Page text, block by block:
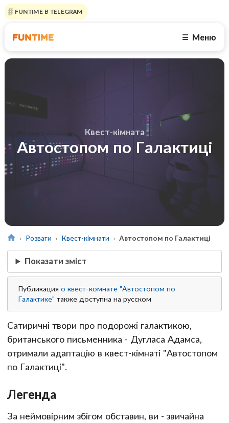
FUNTIME В TELEGRAM
☰ Меню
Квест-кімната
Автостопом по Галактиці
Розваги Квест-кімнати Автостопом по Галактиці
Показати зміст
Публикацияо квест-комнате "Автостопом по
Галактике" также доступна на русском
Сатиричні твори про подорожі галактикою,
британського письменника - Дугласа Адамса,
отримали адаптацію в квест-кімнаті "Автостопом
по Галактиці".
Легенда
За неймовірним збігом обставин, ви - звичайна